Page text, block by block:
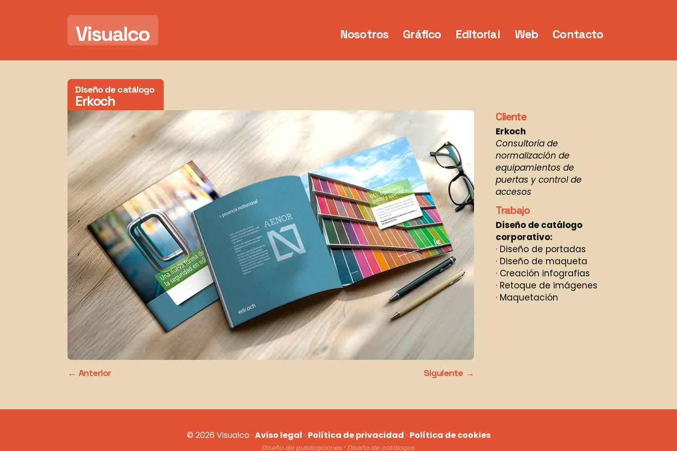
Nosotros Gráfico Editorial Web Contacto
Diseño de catálogo
Erkoch
Siguiente
Anterior
Cliente
Erkoch
Consultoría de
normalización de
equipamientos de
puertas y control de
accesos
Trabajo
Diseño de catálogo
corporativo:
· Diseño de portadas
· Diseño de maqueta
· Creación infografias
· Retoque de imágenes
· Maquetación
© 2026 Visualco · Aviso legal · Política de privacidad · Política de cookies
Diseño de publicaciones · Diseño de catálogos